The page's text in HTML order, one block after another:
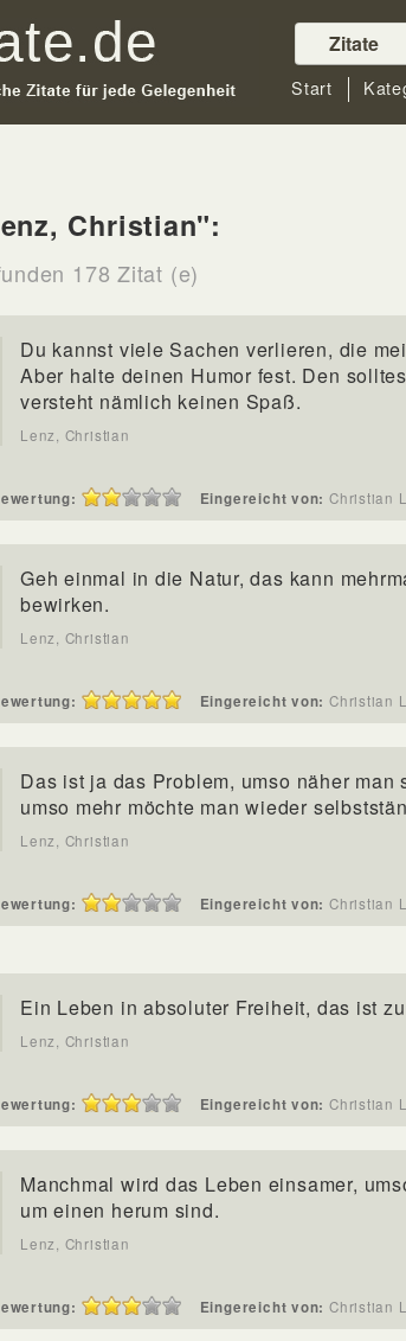
Zitate
Start
Christian":
178 Zitat (e)
Du kannst viele Sachen verlieren, die
Aber halte deinen Humor fest. Den
versteht nämlich keinen Spaß.
Lenz, Christian
Eingereicht von: Christian
Geh einmal in die Natur, das kann
bewirken.
Lenz, Christian
Eingereicht von: Christian
Das ist ja das Problem, umso näher man
umso mehr möchte man wieder
Lenz, Christian
Eingereicht von: Christian
Ein Leben in absoluter Freiheit, das ist
Lenz, Christian
Eingereicht von: Christian
Manchmal wird das Leben einsamer,
um einen herum sind.
Lenz, Christian
Eingereicht von: Christian